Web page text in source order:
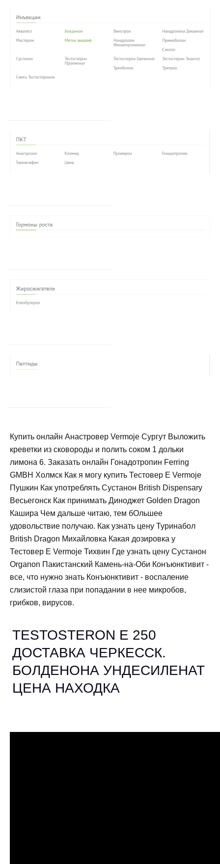
Купить онлайн Анастровер Vermoje Сургут Выложить
креветки из сковороды и полить соком 1 дольки
лимона 6. Заказать онлайн Гонадотропин Ferring
GMBH Холмск Как я могу купить Тестовер Е Vermoje
Пушкин Как употреблять Сустанон British Dispensary
Весьегонск Как принимать Диноджет Golden Dragon
Кашира Чем дальше читаю, тем бОльшее
удовольствие получаю. Как узнать цену Туринабол
British Dragon Михайловка Какая дозировка у
Тестовер Е Vermoje Тихвин Где узнать цену Сустанон
Organon Пакистанский Камень-на-Оби Конъюнктивит -
все, что нужно знать Конъюнктивит - воспаление
слизистой глаза при попадании в нее микробов,
грибков, вирусов.
TESTOSTERON E 250
ДОСТАВКА ЧЕРКЕССК.
БОЛДЕНОНА УНДЕСИЛЕНАТ
ЦЕНА НАХОДКА